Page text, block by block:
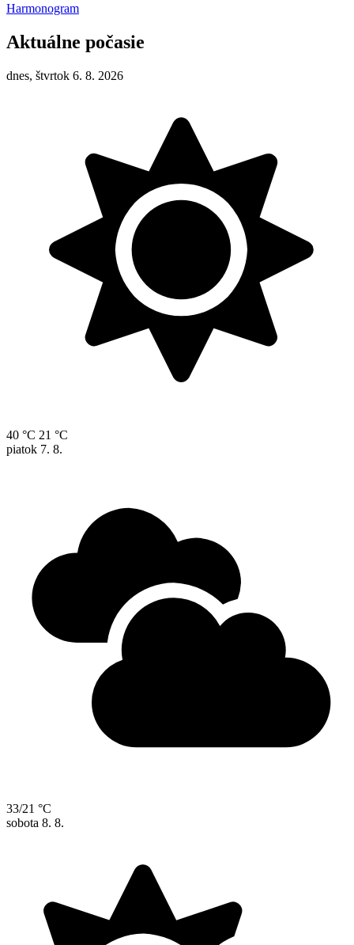
Harmonogram
Aktuálne počasie
dnes, štvrtok 6. 8. 2026
40 °C 21 °C
piatok 7. 8.
33/21 °C
sobota 8. 8.